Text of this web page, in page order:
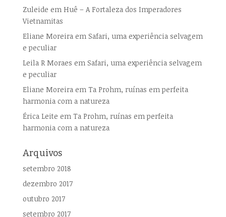
Zuleide em Huê – A Fortaleza dos Imperadores
Vietnamitas
Eliane Moreiraem Safari, uma experiência selvagem
e peculiar
Leila R Moraes em Safari, uma experiência selvagem
e peculiar
Eliane Moreiraem Ta Prohm, ruínas em perfeita
harmonia com a natureza
Érica Leite em Ta Prohm, ruínas em perfeita
harmonia com a natureza
Arquivos
setembro 2018
dezembro 2017
outubro 2017
setembro 2017